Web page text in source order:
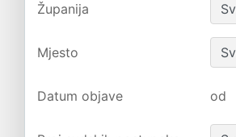
Županija
Mjesto
Datum objave od